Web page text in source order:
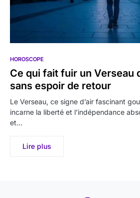
HOROSCOPE
Ce qui fait fuir un Verseau
sans espoir de retour
Le Verseau, ce signe d’air fascinant
incarne la liberté et l’indépendance
et…
Lire plus